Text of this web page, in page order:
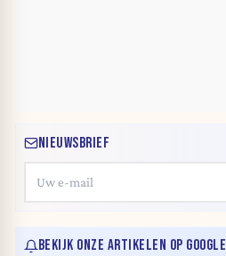
NIEUWSBRIEF
BEKIJK ONZE ARTIKELEN OP GOOGLE